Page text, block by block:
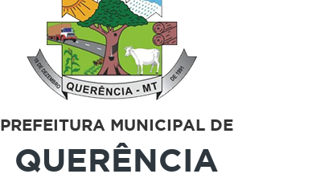
PREFEITURA MUNICIPAL DE
QUERÊNCIA